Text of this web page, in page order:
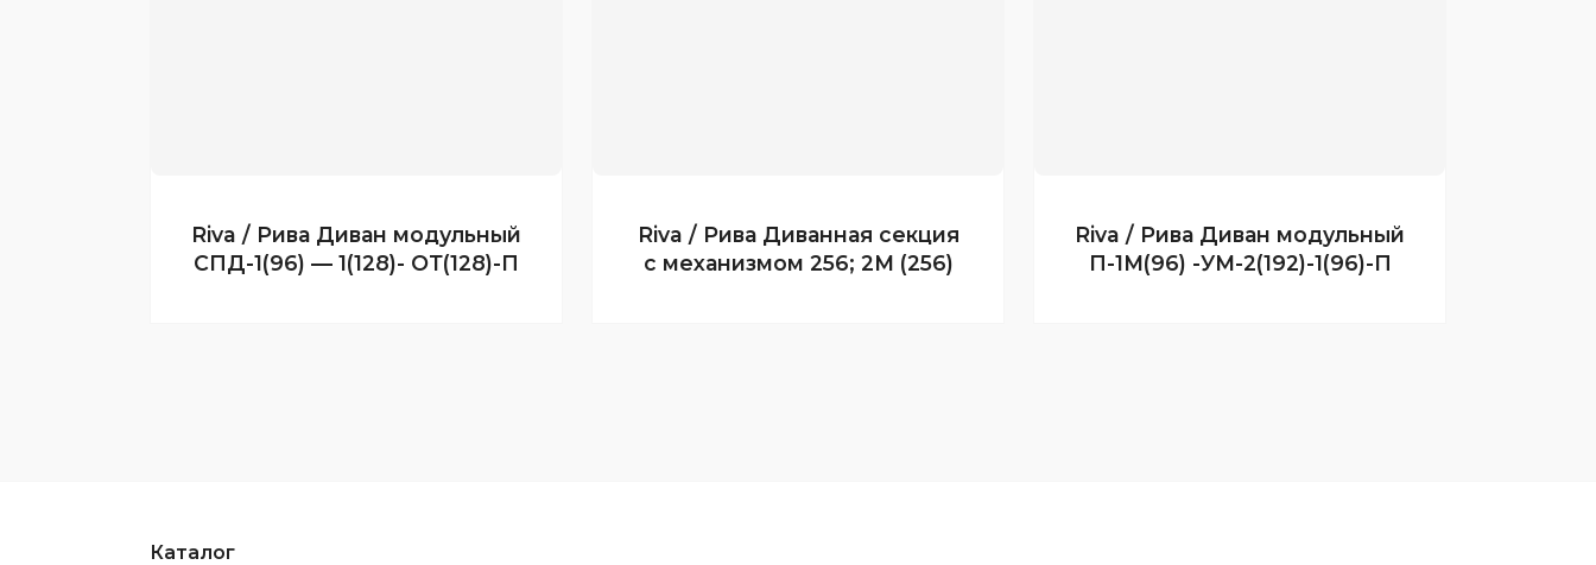
Riva / Рива Диван модульный
СПД-1(96) — 1(128)- ОТ(128)-П
Riva / Рива Диванная секция
с механизмом 256; 2М (256)
Riva / Рива Диван модульный
П-1М(96) -УМ-2(192)-1(96)-П
Каталог